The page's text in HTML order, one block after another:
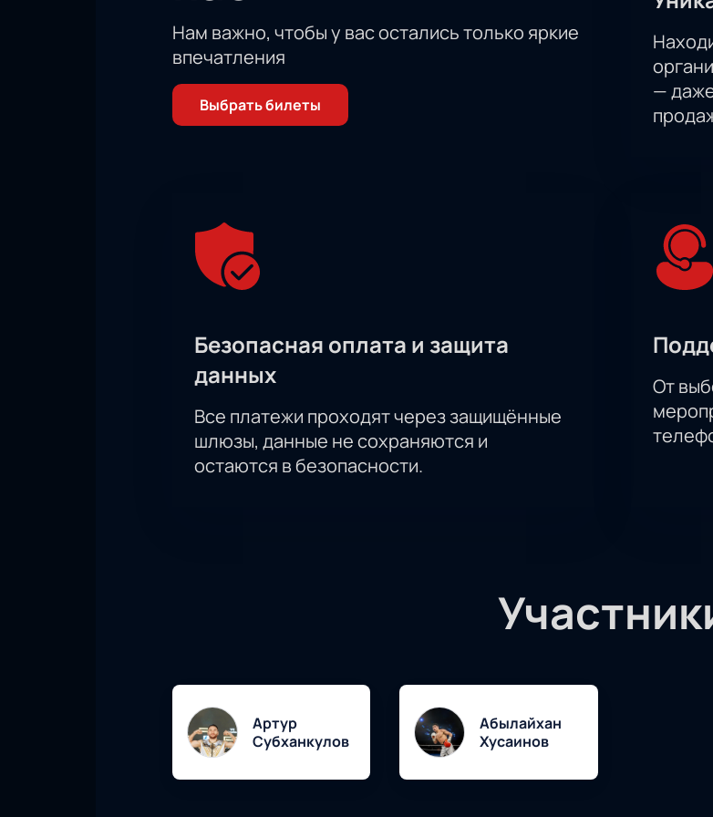
Нам важно, чтобы у вас остались только яркие
впечатления
Выбрать билеты
—
Безопасная оплата и защита
данных
Все платежи проходят через защищённые
шлюзы, данные не сохраняются и
остаются в безопасности.
От
Артур
Субханкулов
Абылайхан
Хусаинов